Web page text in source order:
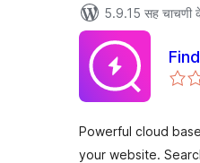
5.9.15 सह चाचणी
Powerful cloud
your website.